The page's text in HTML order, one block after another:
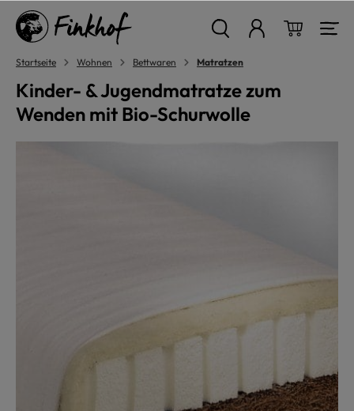
springen
Startseite Wohnen Bettwaren Matratzen
Kinder- & Jugendmatratze zum
Wenden mit Bio-Schurwolle